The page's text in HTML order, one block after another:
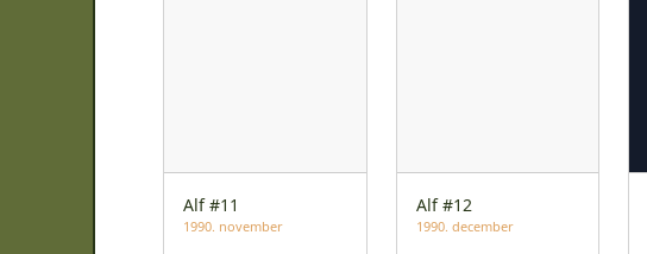
Alf #11
1990. november
Alf #12
1990. december